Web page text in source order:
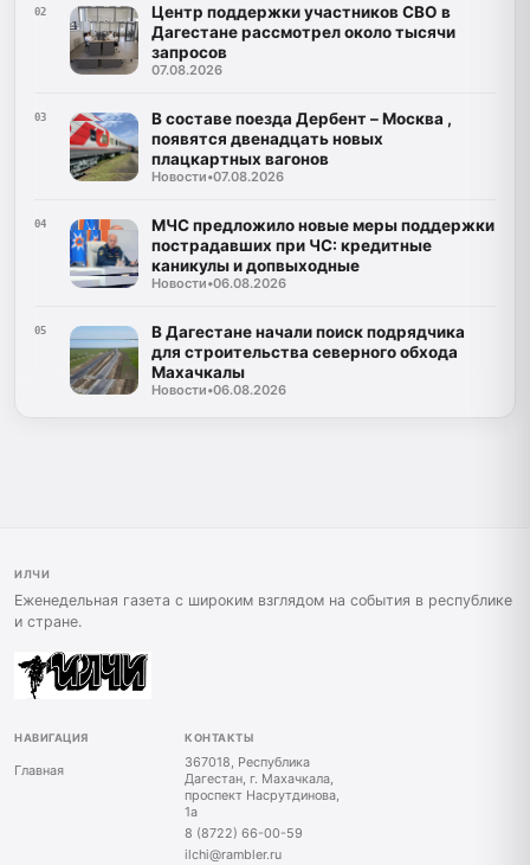
02
Центр поддержки участников СВО в
Дагестане рассмотрел около тысячи
запросов
07.08.2026
03
В составе поезда Дербент – Москва ,
появятся двенадцать новых
плацкартных вагонов
Новости•07.08.2026
04
МЧС предложило новые меры поддержки
пострадавших при ЧС: кредитные
каникулы и допвыходные
Новости•06.08.2026
05
В Дагестане начали поиск подрядчика
для строительства северного обхода
Махачкалы
Новости•06.08.2026
ИЛЧИ
Еженедельная газета с широким взглядом на события в республике
и стране.
НАВИГАЦИЯ
Главная
КОНТАКТЫ
367018, Республика
Дагестан, г. Махачкала,
проспект Насрутдинова,
1а
8 (8722) 66-00-59
ilchi@rambler.ru